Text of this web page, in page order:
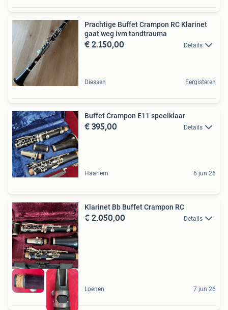
Prachtige Buffet Crampon RC Klarinet
gaat weg ivm tandtrauma
€ 2.150,00 Details
Diessen Eergisteren
Buffet Crampon E11 speelklaar
€ 395,00 Details
Haarlem 6 jun 26
Klarinet Bb Buffet Crampon RC
€ 2.050,00 Details
Loenen 7 jun 26